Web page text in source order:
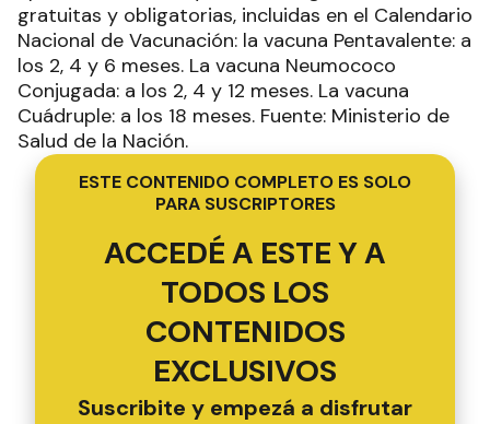
gratuitas y obligatorias, incluidas en el Calendario
Nacional de Vacunación: la vacuna Pentavalente: a
los 2, 4 y 6 meses. La vacuna Neumococo
Conjugada: a los 2, 4 y 12 meses. La vacuna
Cuádruple: a los 18 meses. Fuente: Ministerio de
Salud de la Nación.
ESTE CONTENIDO COMPLETO ES SOLO
PARA SUSCRIPTORES
ACCEDÉ A ESTE Y A
TODOS LOS
CONTENIDOS
EXCLUSIVOS
Suscribite y empezá a disfrutar